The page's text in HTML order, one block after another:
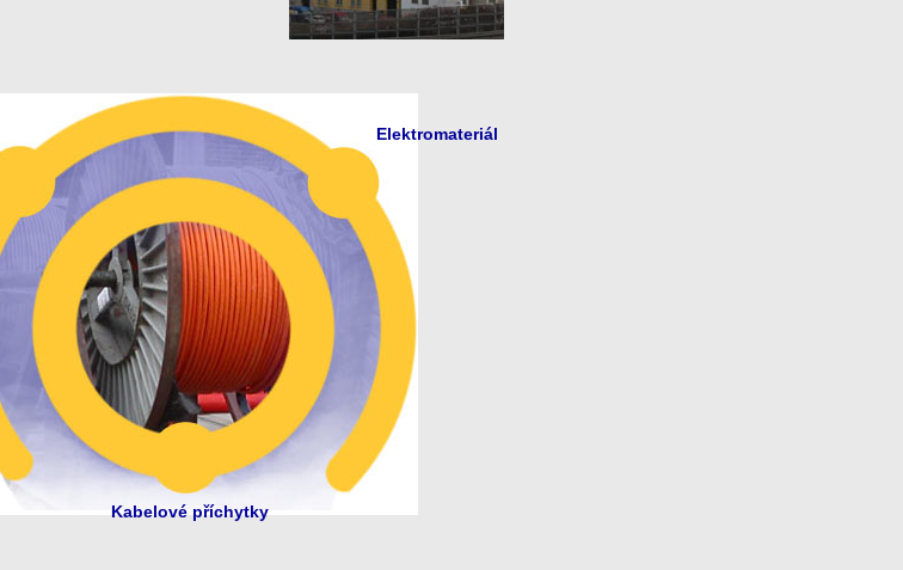
Elektromateriál
Kabelové příchytky